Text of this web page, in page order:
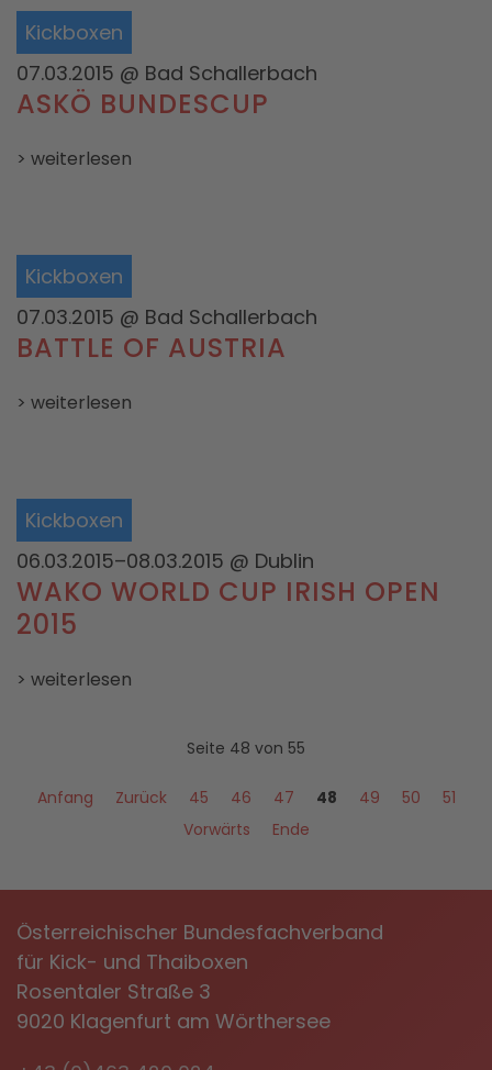
Kickboxen
07.03.2015 @ Bad Schallerbach
ASKÖ BUNDESCUP
> weiterlesen
Kickboxen
07.03.2015 @ Bad Schallerbach
BATTLE OF AUSTRIA
> weiterlesen
Kickboxen
06.03.2015–08.03.2015 @ Dublin
WAKO WORLD CUP IRISH OPEN
2015
> weiterlesen
Seite 48 von 55
Anfang Zurück 45 46 47 48 49 50
51
Vorwärts
Ende
Österreichischer Bundesfachverband
für Kick- und Thaiboxen
Rosentaler Straße 3
9020 Klagenfurt am Wörthersee